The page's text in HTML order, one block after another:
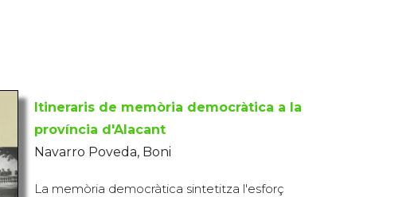
Itineraris de memòria democràtica a la
província d'Alacant
Navarro Poveda, Boni
La memòria democràtica sintetitza l'esforç